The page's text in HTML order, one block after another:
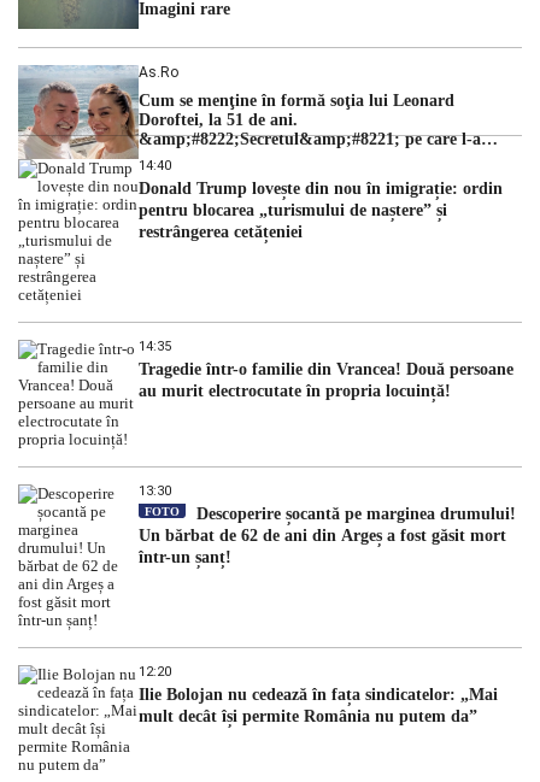
Imagini rare
As.ro
Cum se menţine în formă soţia lui Leonard
Doroftei, la 51 de ani.
&amp;#8222;Secretul&amp;#8221; pe care l-a
dezvăluit
14:40
Donald Trump lovește din nou în imigrație: ordin
pentru blocarea „turismului de naștere” și
restrângerea cetățeniei
14:35
Tragedie într-o familie din Vrancea! Două persoane
au murit electrocutate în propria locuință!
13:30
FOTO
Descoperire șocantă pe marginea drumului!
Un bărbat de 62 de ani din Argeș a fost găsit mort
într-un șanț!
12:20
Ilie Bolojan nu cedează în fața sindicatelor: „Mai
mult decât își permite România nu putem da”